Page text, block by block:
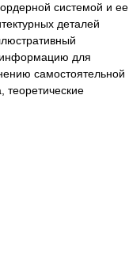
системой и ее
деталей
информацию для
самостоятельной
теоретические